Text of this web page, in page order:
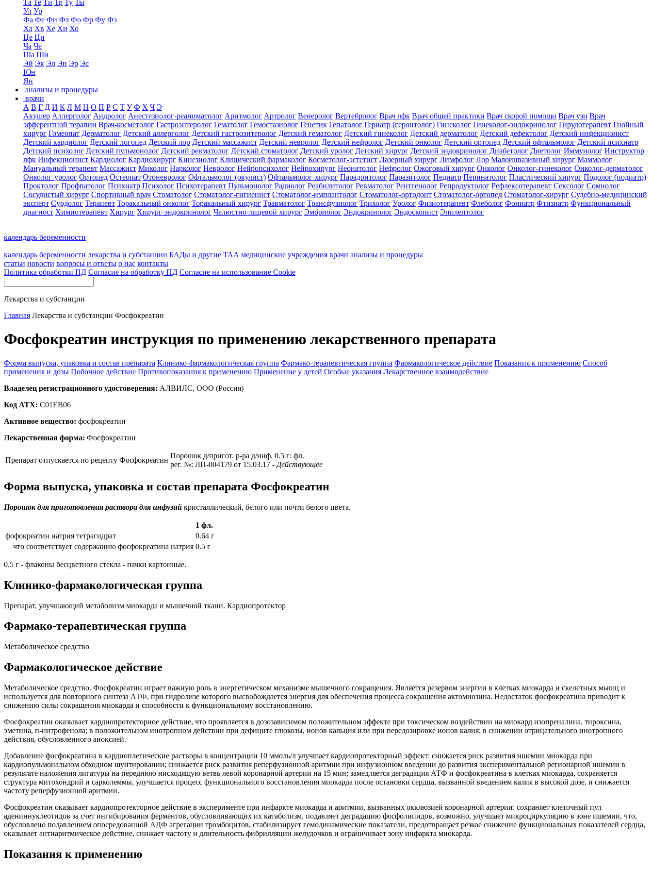
Та Те Ти Тр Ту Ты
Ул Ур
Фа Фе Фи Фл Фо Фр Фу Фэ
Ха Хв Хе Хи Хо
Це Ци
Ча Че
Ша Ши
Эй Эк Эл Эн Эр Эс
Юн
Ян
анализы и процедуры
врачи
А В Г Д И К Л М Н О П Р С Т У Ф Х Ч Э
Акушер Аллерголог Андролог Анестезиолог-реаниматолог Аритмолог Артролог Венеролог Вертебролог Врач лфк Врач общей практики Врач скорой помощи Врач узи Врач
эфферентной терапии Врач-косметолог Гастроэнтеролог Гематолог Гемостазиолог Генетик Гепатолог Гериатр (геронтолог) Гинеколог Гинеколог-эндокринолог Гирудотерапевт Гнойный
хирург Гомеопат Дерматолог Детский аллерголог Детский гастроэнтеролог Детский гематолог Детский гинеколог Детский дерматолог Детский дефектолог Детский инфекционист
Детский кардиолог Детский логопед Детский лор Детский массажист Детский невролог Детский нефролог Детский онколог Детский ортопед Детский офтальмолог Детский психиатр
Детский психолог Детский пульмонолог Детский ревматолог Детский стоматолог Детский уролог Детский хирург Детский эндокринолог Диабетолог Диетолог Иммунолог Инструктор
лфк Инфекционист Кардиолог Кардиохирург Кинезиолог Клинический фармаколог Косметолог-эстетист Лазерный хирург Лимфолог Лор Малоинвазивный хирург Маммолог
Мануальный терапевт Массажист Миколог Нарколог Невролог Нейропсихолог Нейрохирург Неонатолог Нефролог Ожоговый хирург Онколог Онколог-гинеколог Онколог-дерматолог
Онколог-уролог Ортопед Остеопат Отоневролог Офтальмолог (окулист) Офтальмолог-хирург Парадонтолог Паразитолог Педиатр Перинатолог Пластический хирург Подолог (подиатр)
Проктолог Профпатолог Психиатр Психолог Психотерапевт Пульмонолог Радиолог Реабилитолог Ревматолог Рентгенолог Репродуктолог Рефлексотерапевт Сексолог Сомнолог
Сосудистый хирург Спортивный врач Стоматолог Стоматолог-гигиенист Стоматолог-имплантолог Стоматолог-ортодонт Стоматолог-ортопед Стоматолог-хирург Судебно-медицинский
эксперт Сурдолог Терапевт Торакальный онколог Торакальный хирург Травматолог Трансфузиолог Трихолог Уролог Физиотерапевт Флеболог Фониатр Фтизиатр Функциональный
диагност Химиотерапевт Хирург Хирург-эндокринолог Челюстно-лицевой хирург Эмбриолог Эндокринолог Эндоскопист Эпилептолог
календарь беременности
календарь беременности лекарства и субстанции БАДы и другие ТАА медицинские учреждения врачи анализы и процедуры
статьи новости вопросы и ответы о нас контакты
Политика обработки ПД Согласие на обработку ПД Согласие на использование Cookie
Лекарства и субстанции
Главная Лекарства и субстанции Фосфокреатин
Фосфокреатин инструкция по применению лекарственного препарата
Форма выпуска, упаковка и состав препарата Клинико-фармакологическая группа Фармако-терапевтическая группа Фармакологическое действие Показания к применению Способ
применения и дозы Побочное действие Противопоказания к применению Применение у детей Особые указания Лекарственное взаимодействие
Владелец регистрационного удостоверения: АЛВИЛС, ООО (Россия)
Код ATX: C01EB06
Активное вещество: фосфокреатин
Лекарственная форма: Фосфокреатин
Препарат отпускается по рецепту Фосфокреатин
Порошок д/пригот. р-ра д/инф. 0.5 г: фл.
рег. №: ЛП-004179 от 15.03.17 - Действующее
Форма выпуска, упаковка и состав препарата Фосфокреатин
Порошок для приготовления раствора для инфузий кристаллический, белого или почти белого цвета.
1 фл.
фофокреатин натрия тетрагидрат
0.64 г
что соответствует содержанию фосфокреатина натрия 0.5 г
0.5 г - флаконы бесцветного стекла - пачки картонные.
Клинико-фармакологическая группа
Препарат, улучшающий метаболизм миокарда и мышечной ткани. Кардиопротектор
Фармако-терапевтическая группа
Метаболическое средство
Фармакологическое действие
Метаболическое средство. Фосфокреатин играет важную роль в энергетическом механизме мышечного сокращения. Является резервом энергии в клетках миокарда и скелетных мышц и
используется для повторного синтеза АТФ, при гидролизе которого высвобождается энергия для обеспечения процесса сокращения актомиозина. Недостаток фосфокреатина приводит к
снижению силы сокращения миокарда и способности к функциональному восстановлению.
Фосфокреатин оказывает кардиопротекторное действие, что проявляется в дозозависимом положительном эффекте при токсическом воздействии на миокард изопреналина, тироксина,
эметина, п-нитрофенола; в положительном инотропном действии при дефиците глюкозы, ионов кальция или при передозировке ионов калия; в снижении отрицательного инотропного
действия, обусловленного аноксией.
Добавление фосфокреатина в кардиоплегические растворы в концентрации 10 ммоль/л улучшает кардиопротекторный эффект: снижается риск развития ишемии миокарда при
кардиопульмональном обходном шунтировании; снижается риск развития реперфузионной аритмии при инфузионном введении до развития экспериментальной регионарной ишемии в
результате наложения лигатуры на переднюю нисходящую ветвь левой коронарной артерии на 15 мин; замедляется деградация АТФ и фосфокреатина в клетках миокарда, сохраняется
структура митохондрий и сарколеммы, улучшается процесс функционального восстановления миокарда после остановки сердца, вызванной введением калия в высокой дозе, и снижается
частоту реперфузионной аритмии.
Фосфокреатин оказывает кардиопротекторное действие в эксперименте при инфаркте миокарда и аритмии, вызванных окклюзией коронарной артерии: сохраняет клеточный пул
адениннуклеотидов за счет ингибирования ферментов, обусловливающих их катаболизм, подавляет деградацию фосфолипидов, возможно, улучшает микроциркуляцию в зоне ишемии, что,
обусловлено подавлением опосредованной АДФ агрегации тромбоцитов, стабилизирует гемодинамические показатели, предотвращает резкое снижение функциональных показателей сердца,
оказывает антиаритмическое действие, снижает частоту и длительность фибрилляции желудочков и ограничивает зону инфаркта миокарда.
Показания к применению